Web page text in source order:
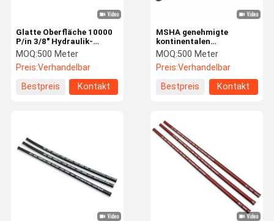
Produkte
MSHA genehmigte
kontinentalen
industriellen Schlauch
flammhemmendes EN853
1SN 2SN
MOQ:500 Meter
Preis:Verhandelbar
Bestpreis
Kontakt
Glatte Oberfläche 10000
P/in 3/8" Hydraulik-
Wagenheber Schlauch für
Stützensystem
MOQ:500 Meter
Preis:Verhandelbar
Bestpreis
Kontakt